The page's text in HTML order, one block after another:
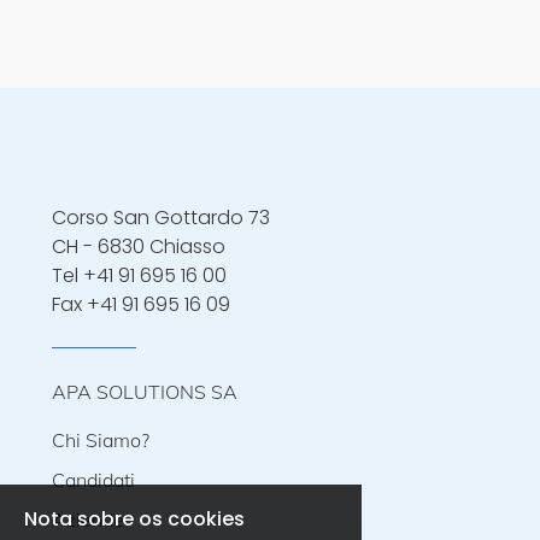
Corso San Gottardo 73
CH - 6830 Chiasso
Tel +41 91 695 16 00
Fax +41 91 695 16 09
APA SOLUTIONS SA
Chi Siamo?
Candidati
Aziende
Nota sobre os cookies